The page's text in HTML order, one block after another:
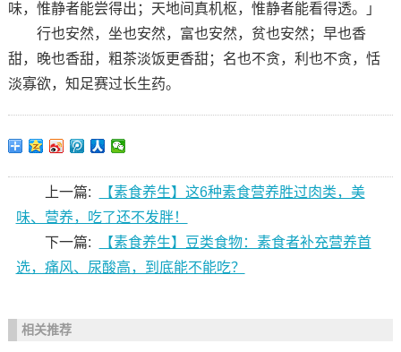
味，惟静者能尝得出；天地间真机枢，惟静者能看得透。」
行也安然，坐也安然，富也安然，贫也安然；早也香
甜，晚也香甜，粗茶淡饭更香甜；名也不贪，利也不贪，恬
淡寡欲，知足赛过长生药。
上一篇:
【素食养生】这6种素食营养胜过肉类，美
味、营养，吃了还不发胖！
下一篇:
【素食养生】豆类食物：素食者补充营养首
选，痛风、尿酸高，到底能不能吃？
相关推荐